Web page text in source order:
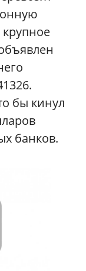
бы кинул
банков.